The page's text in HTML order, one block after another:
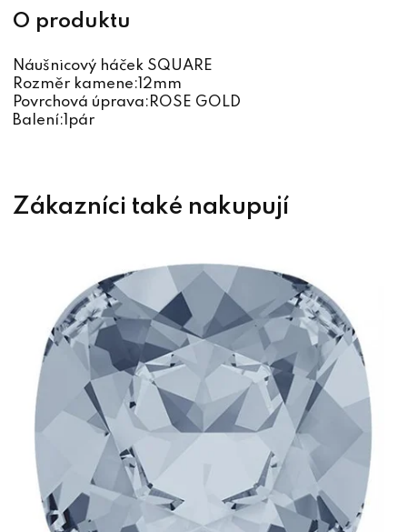
Náušnicový háček SQUARE
Rozměr kamene:12mm
Povrchová úprava:ROSE GOLD
Balení:1pár